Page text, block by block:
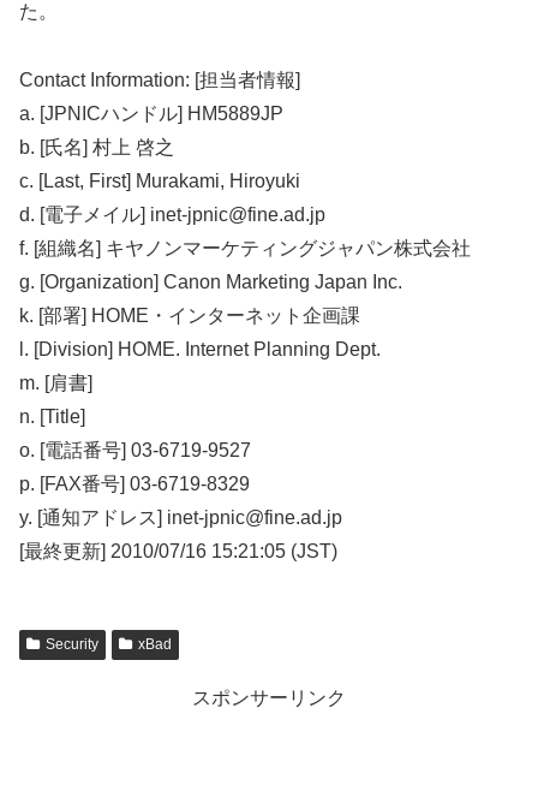
た。
Contact Information: [担当者情報]
a. [JPNICハンドル] HM5889JP
b. [氏名] 村上 啓之
c. [Last, First] Murakami, Hiroyuki
d. [電子メイル] inet-jpnic@fine.ad.jp
f. [組織名] キヤノンマーケティングジャパン株式会社
g. [Organization] Canon Marketing Japan Inc.
k. [部署] HOME・インターネット企画課
l. [Division] HOME. Internet Planning Dept.
m. [肩書]
n. [Title]
o. [電話番号] 03-6719-9527
p. [FAX番号] 03-6719-8329
y. [通知アドレス] inet-jpnic@fine.ad.jp
[最終更新] 2010/07/16 15:21:05 (JST)
Security xBad
スポンサーリンク